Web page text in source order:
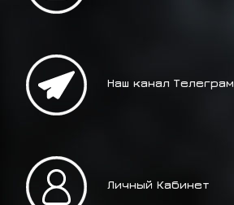
Наш канал Телеграм
Личный Кабинет